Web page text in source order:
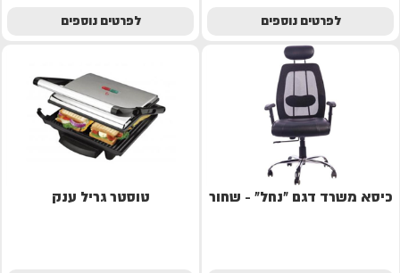
לפרטים נוספים לפרטים נוספים
כיסא משרד דגם "נחל" - שחור טוסטר גריל ענק